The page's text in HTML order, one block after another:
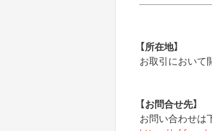
【所在地】
お取引において
【お問合せ先】
お問い合わせは